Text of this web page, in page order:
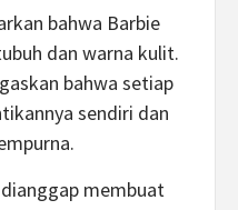
bahwa Barbie
dan warna kulit.
bahwa setiap
sendiri dan
membuat